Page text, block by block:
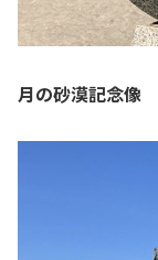
月の砂漠記念像